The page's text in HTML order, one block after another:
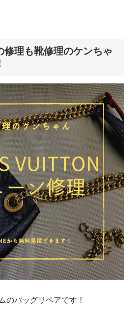
修理も靴修理のケンちゃ
のバッグリペアです！